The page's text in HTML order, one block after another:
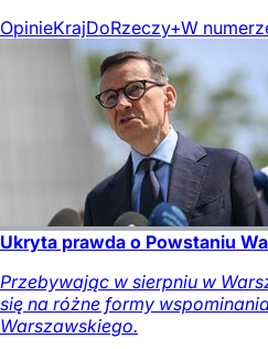
OpinieKrajDoRzeczy+W
Ukryta prawda o Powstaniu
Przebywając w sierpniu w
się na różne formy
Warszawskiego.